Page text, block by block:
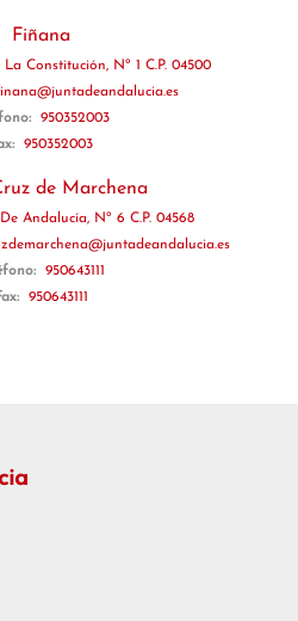
Fiñana
La Constitución, Nº 1 C.P. 04500
950352003
950352003
de Marchena
Andalucía, Nº 6 C.P. 04568
950643111
950643111